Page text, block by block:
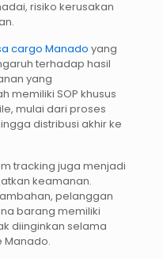
risiko kerusakan
cargo Manado yang
terhadap hasil
yang
memiliki SOP khusus
mulai dari proses
distribusi akhir ke
tracking juga menjadi
keamanan.
pelanggan
barang memiliki
diinginkan selama
Manado.